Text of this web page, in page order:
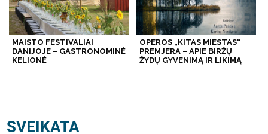
MAISTO FESTIVALIAI
DANIJOJE – GASTRONOMINĖ
KELIONĖ
OPEROS „KITAS MIESTAS“
PREMJERA – APIE BIRŽŲ
ŽYDŲ GYVENIMĄ IR LIKIMĄ
SVEIKATA